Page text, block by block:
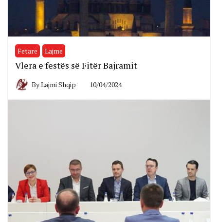
Fetare Lajme
Vlera e festës së Fitër Bajramit
ByLajmi Shqip 10/04/2024